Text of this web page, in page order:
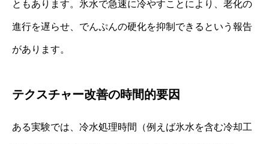
ともあります。氷水で急速に冷やすことにより、老化の
進行を遅らせ、でんぷんの硬化を抑制できるという報告
があります。
テクスチャー改善の時間的要因
ある実験では、冷水処理時間（例えば氷水を含む冷却工